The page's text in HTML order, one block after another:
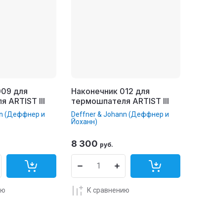
для
ARTIST III
(Деффнер и
Наконечник 012 для
термошпателя ARTIST III
Deffner & Johann (Деффнер и
Йоханн)
8 300 руб.
К сравнению